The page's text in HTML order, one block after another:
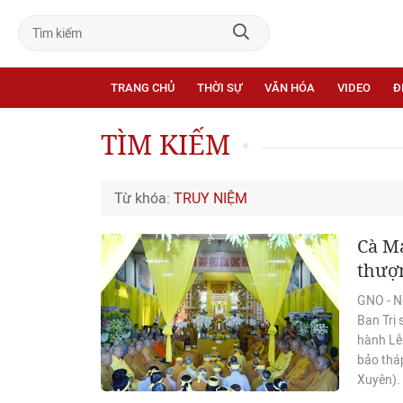
TRANG CHỦ THỜI SỰ VĂN HÓA VIDEO
TÌM KIẾM
Từ khóa: TRUY NIỆM
Cà
GNO -
Ban Trị
hành
bảo
Xuyên).